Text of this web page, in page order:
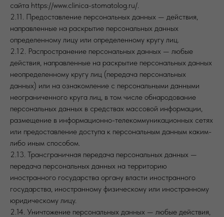
сайта https://www.clinica-stomatolog.ru/.
2.11. Предоставление персональных данных — действия,
направленные на раскрытие персональных данных
определенному лицу или определенному кругу лиц.
2.12. Распространение персональных данных — любые
действия, направленные на раскрытие персональных данных
неопределенному кругу лиц (передача персональных
данных) или на ознакомление с персональными данными
неограниченного круга лиц, в том числе обнародование
персональных данных в средствах массовой информации,
размещение в информационно-телекоммуникационных сетях
или предоставление доступа к персональным данным каким-
либо иным способом.
2.13. Трансграничная передача персональных данных —
передача персональных данных на территорию
иностранного государства органу власти иностранного
государства, иностранному физическому или иностранному
юридическому лицу.
2.14. Уничтожение персональных данных — любые действия,